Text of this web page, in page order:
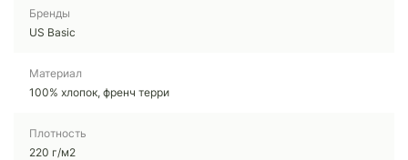
Бренды
US Basic
Материал
100% хлопок, френч терри
Плотность
220 г/м2